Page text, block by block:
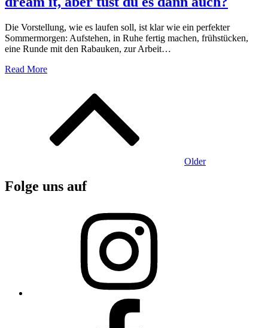
Die Vorstellung, wie es laufen soll, ist klar wie ein perfekter
Sommermorgen: Aufstehen, in Ruhe fertig machen, frühstücken,
eine Runde mit den Rabauken, zur Arbeit…
Read More
Older
Folge uns auf